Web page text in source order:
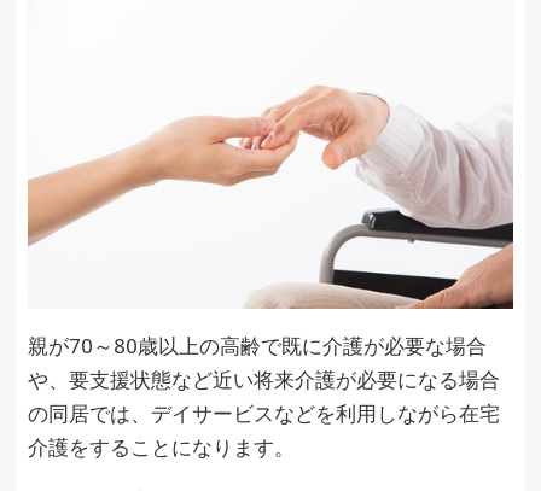
親が70～80歳以上の高齢で既に介護が必要な場合
や、要支援状態など近い将来介護が必要になる場合
の同居では、デイサービスなどを利用しながら在宅
介護をすることになります。